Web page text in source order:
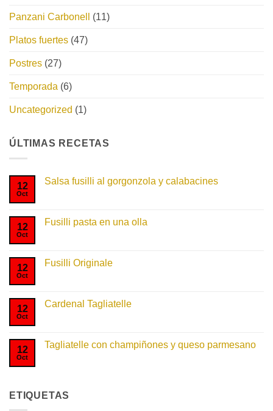
Panzani Carbonell (11)
Platos fuertes (47)
Postres (27)
Temporada (6)
Uncategorized (1)
ÚLTIMAS RECETAS
12
Oct
Salsa fusilli al gorgonzola y calabacines
en
Salsa
calabacines
12
Oct
Fusilli pasta en una olla
en
Fusilli
12
Oct
Fusilli Originale
en
Fusilli
12
Oct
Cardenal Tagliatelle
en
Cardenal
12
Oct
Tagliatelle con champiñones y queso parmesano
con
ETIQUETAS